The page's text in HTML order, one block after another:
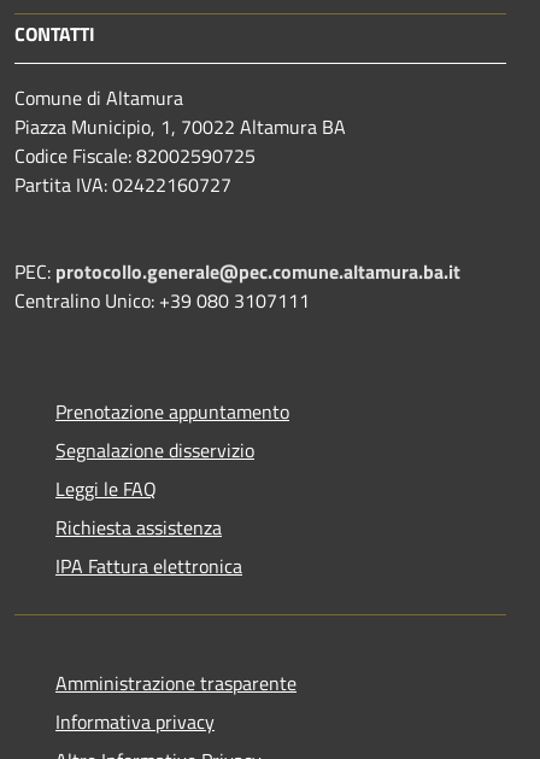
CONTATTI
Comune di Altamura
Piazza Municipio, 1, 70022 Altamura BA
Codice Fiscale: 82002590725
Partita IVA: 02422160727
PEC: protocollo.generale@pec.comune.altamura.ba.it
Centralino Unico: +39 080 3107111
Prenotazione appuntamento
Segnalazione disservizio
Leggi le FAQ
Richiesta assistenza
IPA Fattura elettronica
Amministrazione trasparente
Informativa privacy